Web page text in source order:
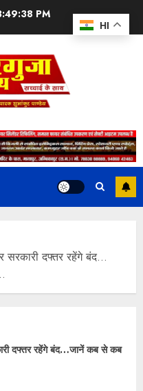
PM
दफ्तर रहेंगे बंद…
दफ्तर रहेंगे बंद…जानें कब से कब
HI